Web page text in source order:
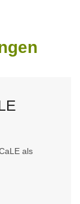
als